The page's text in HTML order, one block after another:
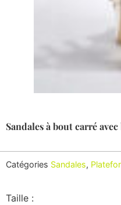
Sandales à bout carré
Catégories Sandales,
Taille :